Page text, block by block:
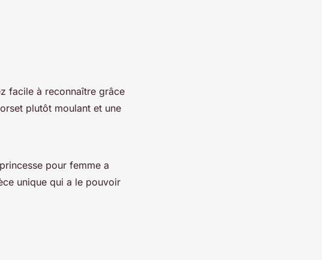
facile à reconnaître grâce
plutôt moulant et une
pour femme a
unique qui a le pouvoir